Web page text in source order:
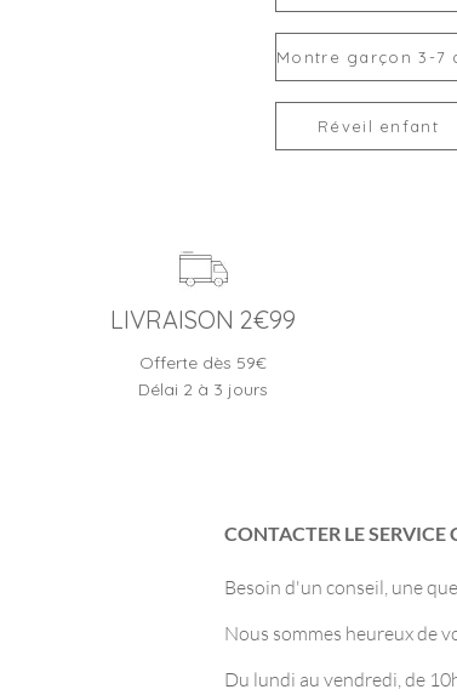
Réveil enfant
LIVRAISON 2€99
Offerte dès 59€
Délai 2 à 3 jours
CONTACTER LE SERVICE
Besoin d'un conseil, une
Nous sommes heureux de
Du lundi au vendredi, de